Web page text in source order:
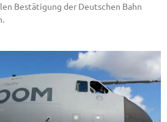
Bestätigung der Deutschen Bahn